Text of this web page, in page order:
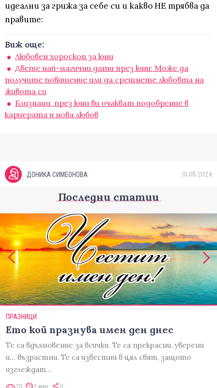
идеални за грижа за себе си и какво НЕ трябва да
правите:
Виж още:
Любовен хороскоп за юни
Двете най-магични дати през юни: Може да
получите повишение или да срещнете любовта на
живота си
Близнаци, през юни ви очакват подобрение в
кариерата и нова любов
ДОНИКА СИМЕОНОВА 31.05.2024
Последни статии
ПРАЗНИЦИ
Ето кой празнува имен ден днес
Те са вдъхновение за всички. Те са прекрасни, уверени
и... възрастни. Те са известни в цял свят, защото
изглеждат…
70 2 мин 0